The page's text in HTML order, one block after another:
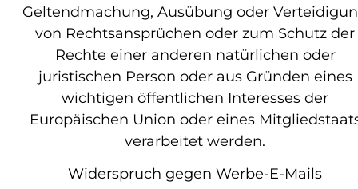
Geltendmachung, Ausübung oder
von Rechtsansprüchen oder zum Schutz der
Rechte einer anderen natürlichen oder
juristischen Person oder aus Gründen eines
wichtigen öffentlichen Interesses der
Europäischen Union oder eines
verarbeitet werden.
Widerspruch gegen Werbe-E-Mails